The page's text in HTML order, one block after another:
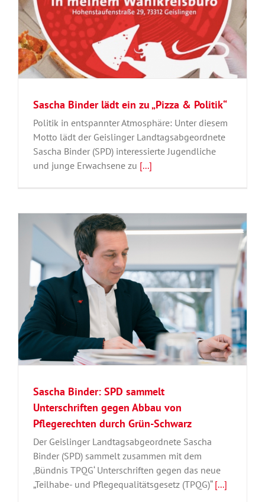
Sascha Binder lädt ein zu „Pizza & Politik“
Politik in entspannter Atmosphäre: Unter diesem
Motto lädt der Geislinger Landtagsabgeordnete
Sascha Binder (SPD) interessierte Jugendliche
und junge Erwachsene zu [...]
Sascha Binder: SPD sammelt
Unterschriften gegen Abbau von
Pflegerechten durch Grün-Schwarz
Der Geislinger Landtagsabgeordnete Sascha
Binder (SPD) sammelt zusammen mit dem
‚Bündnis TPQG‘ Unterschriften gegen das neue
„Teilhabe- und Pflegequalitätsgesetz (TPQG)“[...]